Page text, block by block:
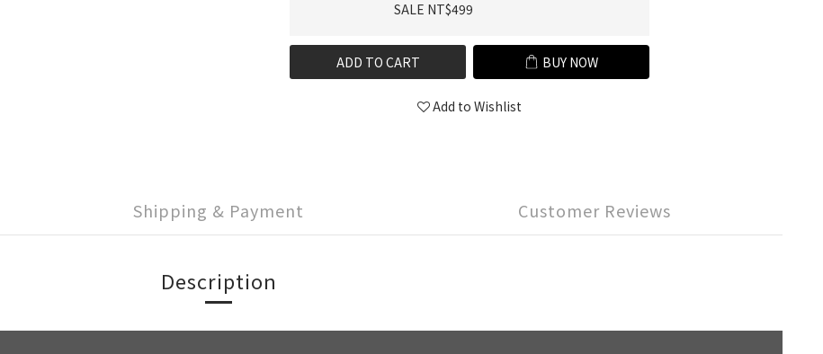
SALE NT$499
ADD TO CART BUY NOW
Add to Wishlist
Shipping & Payment Customer Reviews
Description